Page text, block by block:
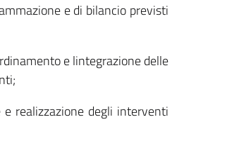
e di bilancio previsti
e lintegrazione delle
realizzazione degli interventi